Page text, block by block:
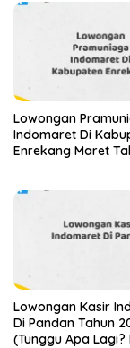
Lowongan
Indomaret Di
Enrekang Maret
Lowongan Kasir
Di Pandan Tahun
(Tunggu Apa